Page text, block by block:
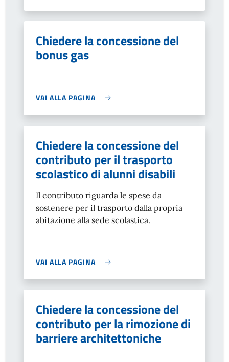
Chiedere la concessione del
bonus gas
VAI ALLA PAGINA
Chiedere la concessione del
contributo per il trasporto
scolastico di alunni disabili
Il contributo riguarda le spese da
sostenere per il trasporto dalla propria
abitazione alla sede scolastica.
VAI ALLA PAGINA
Chiedere la concessione del
contributo per la rimozione di
barriere architettoniche